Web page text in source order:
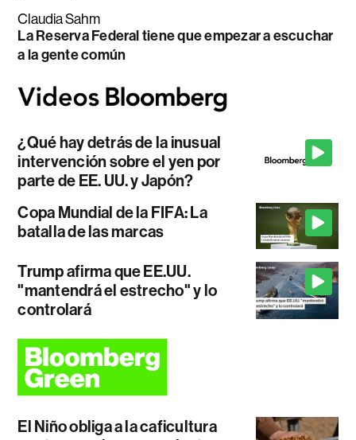
Claudia Sahm
La Reserva Federal tiene que empezar a escuchar
a la gente común
¿Qué hay detrás de la inusual
intervención sobre el yen por
parte de EE. UU. y Japón?
Copa Mundial de la FIFA: La
batalla de las marcas
Trump afirma que EE.UU.
"mantendrá el estrecho" y lo
controlará
El Niño obliga a la caficultura